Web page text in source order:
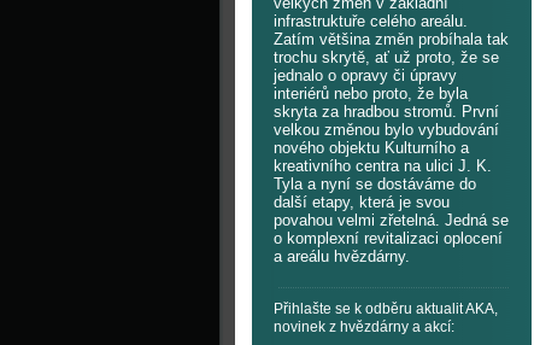
infrastruktuře celého areálu.
Zatím většina změn probíhala tak
trochu skrytě, ať už proto, že se
jednalo o opravy či úpravy
interiérů nebo proto, že byla
skryta za hradbou stromů. První
velkou změnou bylo vybudování
nového objektu Kulturního a
kreativního centra na ulici J. K.
Tyla a nyní se dostáváme do
další etapy, která je svou
povahou velmi zřetelná. Jedná se
o komplexní revitalizaci oplocení
a areálu hvězdárny.
Přihlašte se k odběru aktualit AKA,
novinek z hvězdárny a akcí: